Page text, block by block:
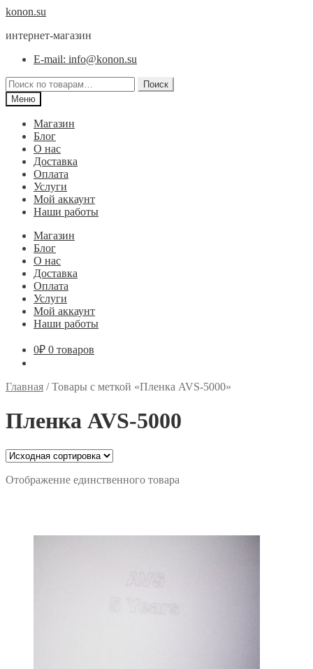
Перейти
навигации
Перейти
содержимому
konon.su
интернет-магазин
E-mail: info@konon.su
Искать:
Поиск
Меню
Магазин
Блог
О нас
Доставка
Оплата
Услуги
Мой аккаунт
Наши работы
Магазин
Блог
О нас
Доставка
Оплата
Услуги
Мой аккаунт
Наши работы
0₽ 0 товаров
Главная /Товары с меткой «Пленка AVS-5000»
Пленка AVS-5000
Отображение единственного товара